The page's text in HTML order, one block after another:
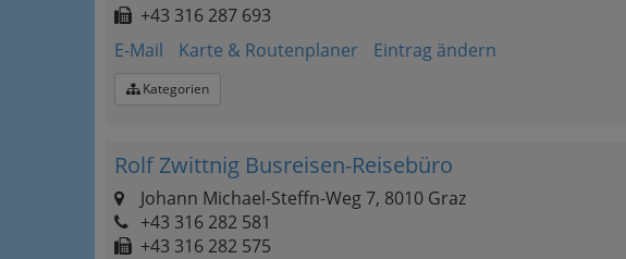
+43 316 287 693
E-Mail
Karte & Routenplaner Eintrag ändern
Kategorien
Rolf Zwittnig Busreisen-Reisebüro
Johann Michael-Steffn-Weg 7, 8010 Graz
+43 316 282 581
+43 316 282 575